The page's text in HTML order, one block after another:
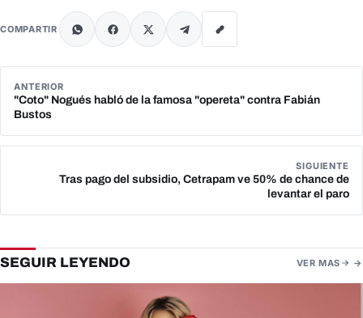
COMPARTIR
ANTERIOR
"Coto" Nogués habló de la famosa "opereta" contra Fabián
Bustos
SIGUIENTE
Tras pago del subsidio, Cetrapam ve 50% de chance de
levantar el paro
SEGUIR LEYENDO VER MAS